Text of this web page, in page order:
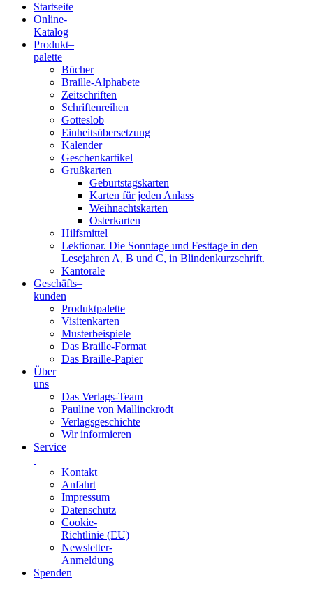
Blindenschrift-
Verlag
Druckerei
gGmbH
Startseite
Online-
Katalog
Produkt–
palette
Bücher
Braille-Alphabete
Zeitschriften
Schriftenreihen
Gotteslob
Einheitsübersetzung
Kalender
Geschenkartikel
Grußkarten
Geburtstagskarten
Karten für jeden Anlass
Weihnachtskarten
Osterkarten
Hilfsmittel
Lektionar. Die Sonntage und Festtage in den
Lesejahren A, B und C, in Blindenkurzschrift.
Kantorale
Geschäfts­–
kunden
Produktpalette
Visitenkarten
Musterbeispiele
Das Braille-Format
Das Braille-Papier
Über
uns
Das Verlags-Team
Pauline von Mallinckrodt
Verlagsgeschichte
Wir informieren
Service
Kontakt
Anfahrt
Impressum
Datenschutz
Cookie-
Richtlinie (EU)
Newsletter-
Anmeldung
Spenden